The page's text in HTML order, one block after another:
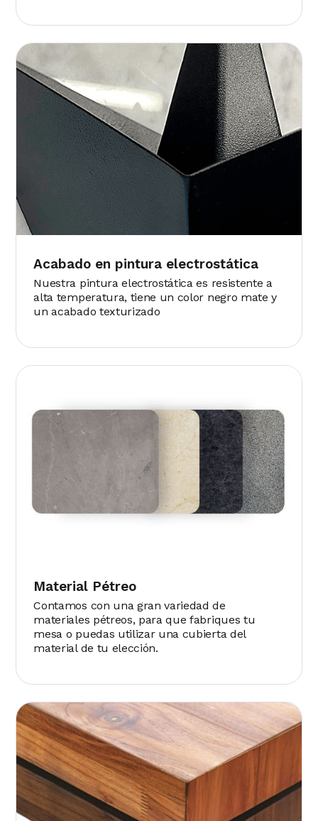
Acabado en pintura electrostática
Nuestra pintura electrostática es resistente a
alta temperatura, tiene un color negro mate y
un acabado texturizado
Material Pétreo
Contamos con una gran variedad de
materiales pétreos, para que fabriques tu
mesa o puedas utilizar una cubierta del
material de tu elección.